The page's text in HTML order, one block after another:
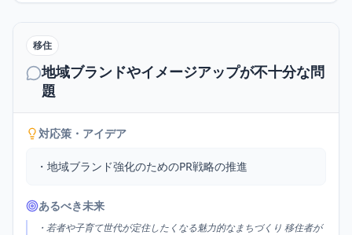
移住
地域ブランドやイメージアップが不十分な問
題
対応策・アイデア
・地域ブランド強化のためのPR戦略の推進
あるべき未来
・若者や子育て世代が定住したくなる魅力的なまちづくり 移住者が